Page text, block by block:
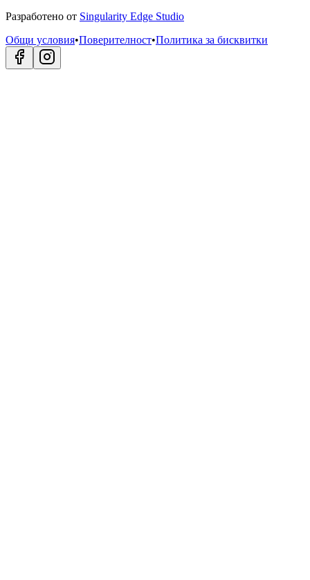
Разработено от Singularity Edge Studio
Общи условия•Поверителност•Политика за бисквитки